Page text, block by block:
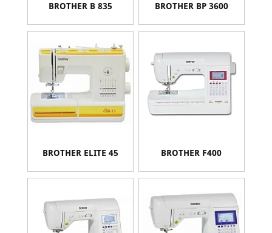
BROTHER B 835 BROTHER BP 3600
BROTHER ELITE 45 BROTHER F400